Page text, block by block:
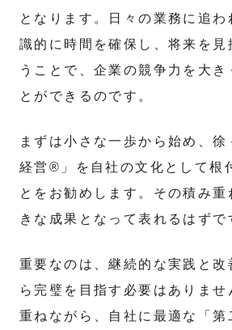
となります。日々の業務に追わ
識的に時間を確保し、将来を見
うことで、企業の競争力を大き
とができるのです。
まずは小さな一歩から始め、徐
経営®」を自社の文化として根
とをお勧めします。その積み重
きな成果となって表れるはずで
重要なのは、継続的な実践と改
ら完璧を目指す必要はありませ
重ねながら、自社に最適な「第